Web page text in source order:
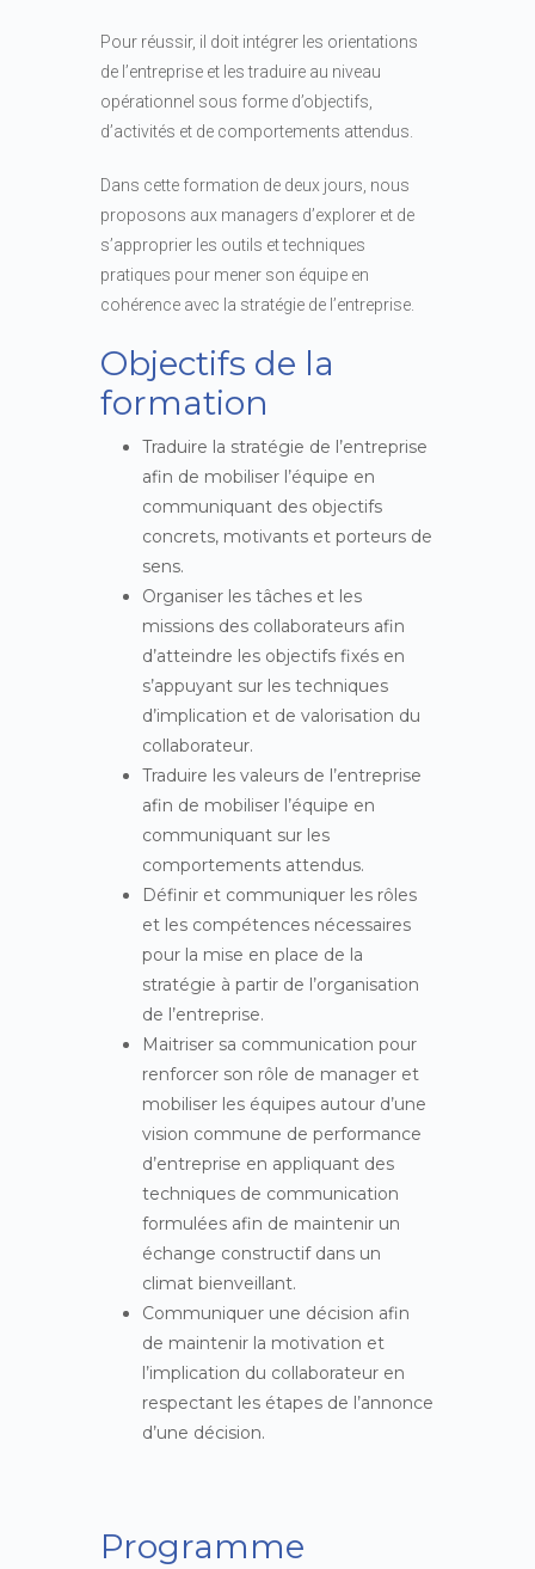
Pour réussir, il doit intégrer les orientations
de l’entreprise et les traduire au niveau
opérationnel sous forme d’objectifs,
d’activités et de comportements attendus.
Dans cette formation de deux jours, nous
proposons aux managers d’explorer et de
s’approprier les outils et techniques
pratiques pour mener son équipe en
cohérence avec la stratégie de l’entreprise.
Objectifs de la
formation
Traduire la stratégie de l’entreprise
afin de mobiliser l’équipe en
communiquant des objectifs
concrets, motivants et porteurs de
sens.
Organiser les tâches et les
missions des collaborateurs afin
d’atteindre les objectifs fixés en
s’appuyant sur les techniques
d’implication et de valorisation du
collaborateur.
Traduire les valeurs de l’entreprise
afin de mobiliser l’équipe en
communiquant sur les
comportements attendus.
Définir et communiquer les rôles
et les compétences nécessaires
pour la mise en place de la
stratégie à partir de l’organisation
de l’entreprise.
Maitriser sa communication pour
renforcer son rôle de manager et
mobiliser les équipes autour d’une
vision commune de performance
d’entreprise en appliquant des
techniques de communication
formulées afin de maintenir un
échange constructif dans un
climat bienveillant.
Communiquer une décision afin
de maintenir la motivation et
l’implication du collaborateur en
respectant les étapes de l’annonce
d’une décision.
Programme